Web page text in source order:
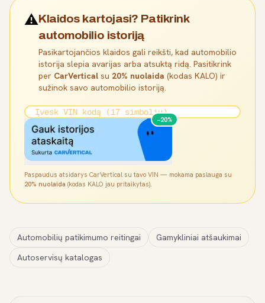
⚠️Klaidos kartojasi? Patikrink
automobilio istoriją
Pasikartojančios klaidos gali reikšti, kad automobilio
istorija slepia avarijas arba atsuktą ridą. Pasitikrink
per CarVertical su 20% nuolaida (kodas KALO) ir
sužinok savo automobilio istoriją.
−20%
Paspaudus atsidarys CarVertical su tavo VIN — mokama paslauga su
20% nuolaida (kodas KALO jau pritaikytas).
Automobilių patikimumo reitingai
Gamykliniai atšaukimai
Autoservisų katalogas